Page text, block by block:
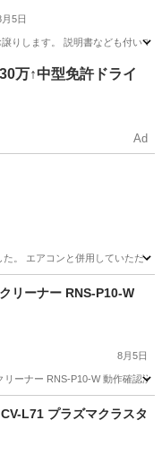
月5日
りします。 説明書なども付いて
万↑中型免許ドライ
Ad
。 エアコンと併用していただ
調家電
リーナー RNS-P10-W
8月5日
リーナー RNS-P10-W 動作確認
L71 プラズマクラスタ